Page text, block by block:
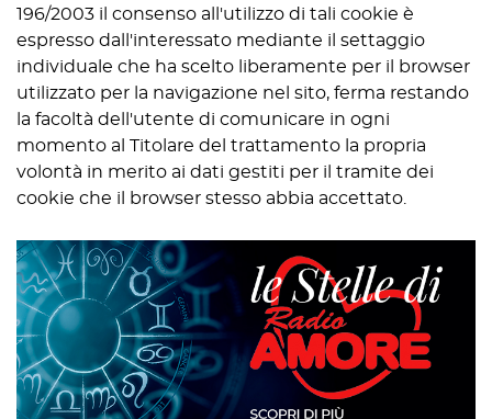
196/2003 il consenso all'utilizzo di tali cookie è
espresso dall'interessato mediante il settaggio
individuale che ha scelto liberamente per il browser
utilizzato per la navigazione nel sito, ferma restando
la facoltà dell'utente di comunicare in ogni
momento al Titolare del trattamento la propria
volontà in merito ai dati gestiti per il tramite dei
cookie che il browser stesso abbia accettato.